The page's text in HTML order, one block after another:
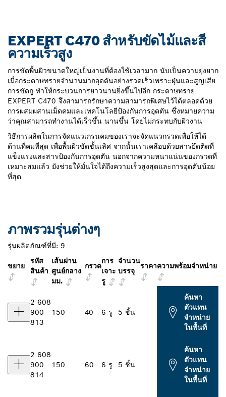
EXPERT C470 สำหรับขัดไม้และสี
ความเร็วสูง
การขัดพื้นผิวขนาดใหญ่เป็นงานที่ต้องใช้เวลามาก นับเป็นความยุ่งยาก
เมื่อกระดาษทรายจำนวนมากอุดตันอย่างรวดเร็วเพราะฝุ่นและสูญเสีย
การขัดถู ทำให้กระบวนการยาวนานยิ่งขึ้นไปอีก กระดาษทราย
EXPERT C470 จึงสามารถรักษาความสามารถพิเศษไว้ได้ตลอดด้วย
การผสมผสานเม็ดคมและเทคโนโลยีป้องกันการอุดตัน ซึ่งหมายความ
ว่าคุณสามารถทำงานได้เร็วขึ้น นานขึ้น โดยไม่กระทบกับผิวงาน
วิธีการผลิตในการจัดแนวเกรนคมของเราจะจัดแนวกรวดเพื่อให้ได้
ด้านที่คมที่สุด เพื่อพื้นผิวขัดชั้นเลิศ จากนั้นเราเคลือบด้วยสารยึดติดที่
แข็งแรงและสารป้องกันการอุดตัน นอกจากความหนาแน่นของกรวดที่
เหมาะสมแล้ว ยังช่วยให้มั่นใจได้ถึงความเร็วสูงสุดและการอุดตันน้อย
ที่สุด
ภาพรวมรุ่นต่างๆ
รุ่นผลิตภัณฑ์ที่มี: 9
ขยาย
รหัส
สินค้า
เส้นผ่าน
ศูนย์กลาง
มม.
กรวด
การ
เจาะ
รู
จำนวน
บรรจุ
ราคาความพร้อมจำหน่าย
2 608
900
813
150 40 6 รู 5 ชิ้น
ค้นหา
ตัวแทน
จำหน่าย
ในพื้นที่
2 608
900
814
150 60 6 รู 5 ชิ้น
ค้นหา
ตัวแทน
จำหน่าย
ในพื้นที่